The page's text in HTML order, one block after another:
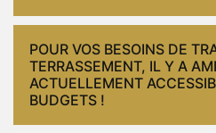
POUR VOS BESOINS DE
TERRASSEMENT, IL Y A
ACTUELLEMENT
BUDGETS !